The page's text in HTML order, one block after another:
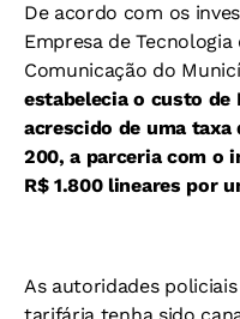
De acordo com os
Empresa de
Comunicação do
estabelecia o custo de
acrescido de uma taxa
200, a parceria com o
R$ 1.800 lineares por
As autoridades